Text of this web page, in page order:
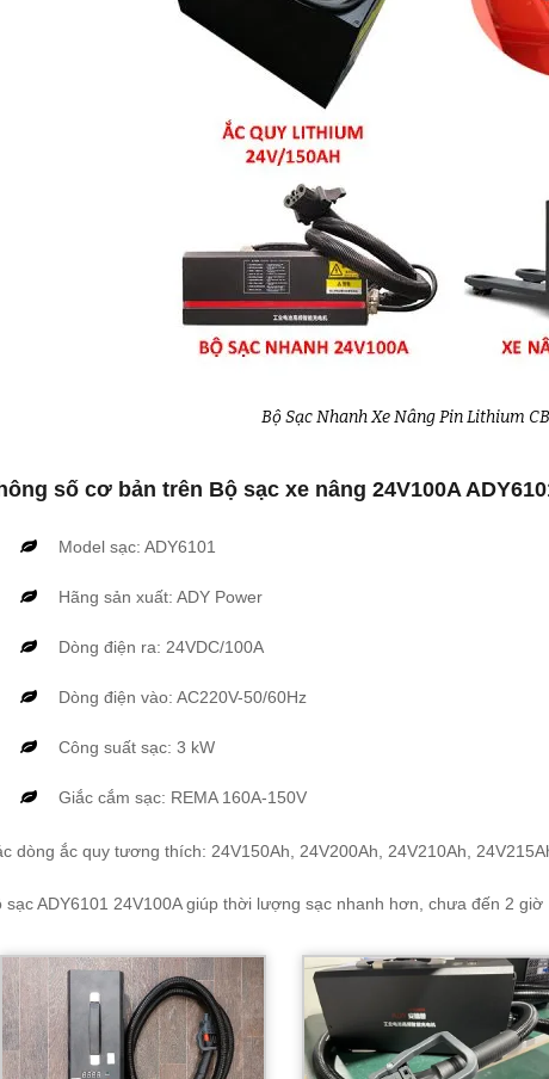
Bộ Sạc Nhanh Xe Nâng Pin Lithium
số cơ bản trên Bộ sạc xe nâng 24V100A
Model sạc: ADY6101
Hãng sản xuất: ADY Power
Dòng điện ra: 24VDC/100A
Dòng điện vào: AC220V-50/60Hz
Công suất sạc: 3 kW
Giắc cắm sạc: REMA 160A-150V
dòng ắc quy tương thích: 24V150Ah, 24V200Ah, 24V210Ah,
sạc ADY6101 24V100A giúp thời lượng sạc nhanh hơn, chưa đến 2 giờ